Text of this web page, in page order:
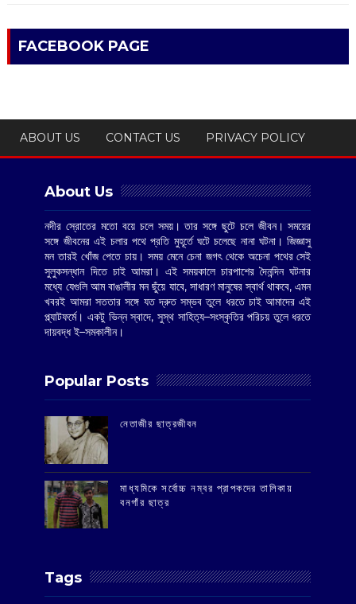
FACEBOOK PAGE
ABOUT US CONTACT US PRIVACY POLICY
About Us
নদীর স্রোতের মতো বয়ে চলে সময়। তার সঙ্গে ছুটে চলে জীবন। সময়ের
সঙ্গে জীবনের এই চলার পথে প্রতি মুহূর্তে ঘটে চলেছে নানা ঘটনা। জিজ্ঞাসু
মন তারই খোঁজ পেতে চায়। সময় মেনে চেনা জগৎ থেকে অচেনা পথের সেই
সুলুকসন্ধান দিতে চাই আমরা। এই সময়কালে চারপাশের দৈনন্দিন ঘটনার
মধ্যে যেগুলি আম বাঙালীর মন ছুঁয়ে যাবে, সাধারণ মানুষের স্বার্থ থাকবে, এমন
খবরই আমরা সততার সঙ্গে যত দ্রুত সম্ভব তুলে ধরতে চাই আমাদের এই
প্ল্যাটফর্মে। একটু ভিন্ন স্বাদে, সুস্থ সাহিত্য–সংস্কৃতির পরিচয় তুলে ধরতে
দায়বদ্ধ ই–সমকালীন।
Popular Posts
‌নেতাজীর ছাত্রজীবন
মাধ্যমিকে সর্বোচ্চ নম্বর প্রাপকদের তালিকায়
বনগাঁর ছাত্র
Tags